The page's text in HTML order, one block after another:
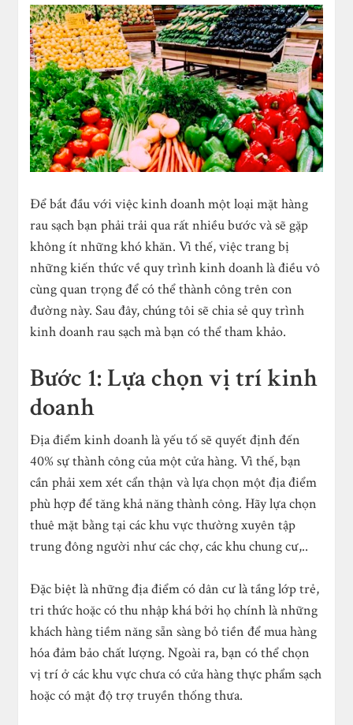
Để bắt đầu với việc kinh doanh một loại mặt hàng
rau sạch bạn phải trải qua rất nhiều bước và sẽ gặp
không ít những khó khăn. Vì thế, việc trang bị
những kiến thức về quy trình kinh doanh là điều vô
cùng quan trọng để có thể thành công trên con
đường này. Sau đây, chúng tôi sẽ chia sẻ quy trình
kinh doanh rau sạch mà bạn có thể tham khảo.
Bước 1: Lựa chọn vị trí kinh
doanh
Địa điểm kinh doanh là yếu tố sẽ quyết định đến
40% sự thành công của một cửa hàng. Vì thế, bạn
cần phải xem xét cẩn thận và lựa chọn một địa điểm
phù hợp để tăng khả năng thành công. Hãy lựa chọn
thuê mặt bằng tại các khu vực thường xuyên tập
trung đông người như các chợ, các khu chung cư,..
Đặc biệt là những địa điểm có dân cư là tầng lớp trẻ,
tri thức hoặc có thu nhập khá bởi họ chính là những
khách hàng tiềm năng sẵn sàng bỏ tiền để mua hàng
hóa đảm bảo chất lượng. Ngoài ra, bạn có thể chọn
vị trí ở các khu vực chưa có cửa hàng thực phẩm sạch
hoặc có mật độ trợ truyền thống thưa.